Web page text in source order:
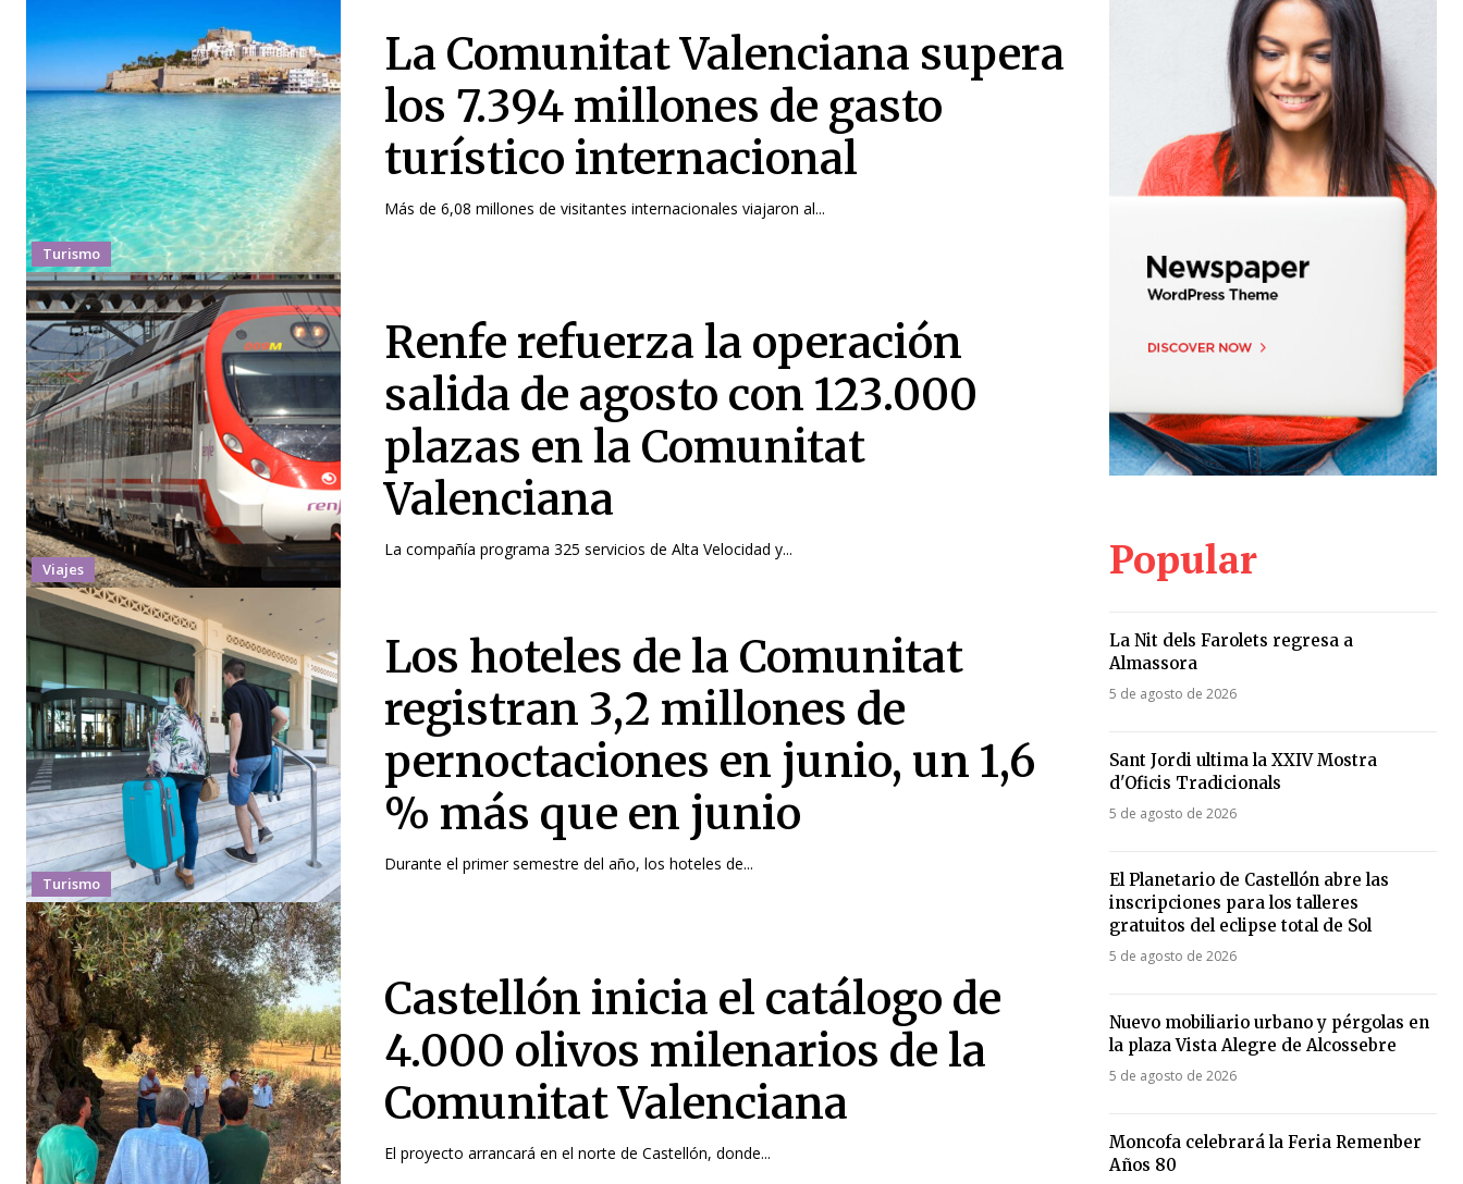
Turismo
La Comunitat Valenciana supera
los 7.394 millones de gasto
turístico internacional
Más de 6,08 millones de visitantes internacionales viajaron al...
Viajes
Renfe refuerza la operación
salida de agosto con 123.000
plazas en la Comunitat
Valenciana
La compañía programa 325 servicios de Alta Velocidad y...
Turismo
Los hoteles de la Comunitat
registran 3,2 millones de
pernoctaciones en junio, un 1,6
% más que en junio
Durante el primer semestre del año, los hoteles de...
Castellón inicia el catálogo de
4.000 olivos milenarios de la
Comunitat Valenciana
El proyecto arrancará en el norte de Castellón, donde...
Popular
La Nit dels Farolets regresa a
Almassora
5 de agosto de 2026
Sant Jordi ultima la XXIV Mostra
d'Oficis Tradicionals
5 de agosto de 2026
El Planetario de Castellón abre las
inscripciones para los talleres
gratuitos del eclipse total de Sol
5 de agosto de 2026
Nuevo mobiliario urbano y pérgolas en
la plaza Vista Alegre de Alcossebre
5 de agosto de 2026
Moncofa celebrará la Feria Remenber
Años 80